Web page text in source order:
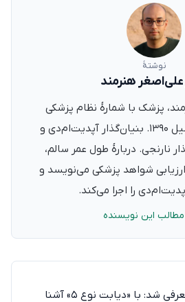
نوشتهٔ
علی‌اصغر هنرمند
پزشک با شمارهٔ نظام پزشکی
۱۳۵۴۰۵، فارغ‌التحصیل ۱۳۹۰. بنیان‌گذار آپدیت‌ام‌دی و
نارنجی. دربارهٔ طول عمر سالم،
شواهد پزشکی می‌نویسد و
را اجرا می‌کند.
این نویسنده
نوع جدیدی از دیابت معرفی شد: با «دیابت نوع ۵» آشنا